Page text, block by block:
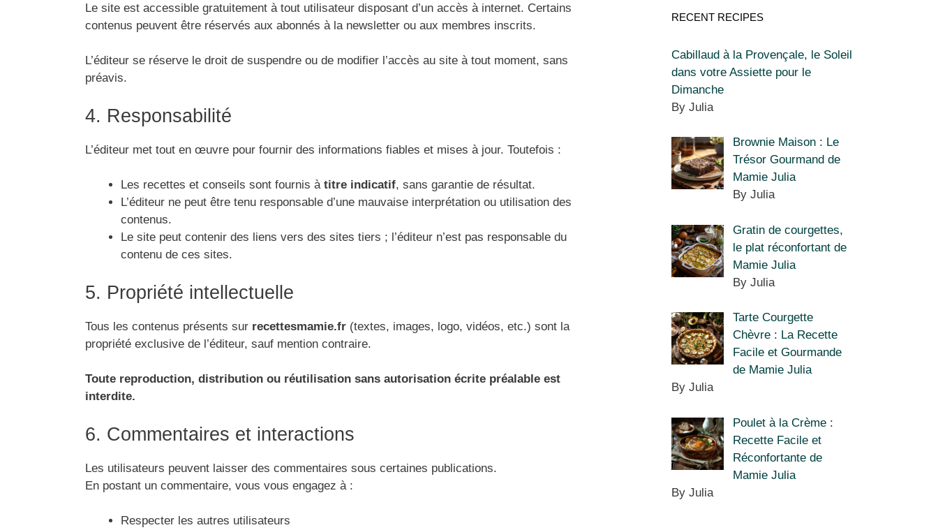
Le site est accessible gratuitement à tout utilisateur disposant d’un accès à internet. Certains
contenus peuvent être réservés aux abonnés à la newsletter ou aux membres inscrits.
L’éditeur se réserve le droit de suspendre ou de modifier l’accès au site à tout moment, sans
préavis.
4. Responsabilité
L’éditeur met tout en œuvre pour fournir des informations fiables et mises à jour. Toutefois :
Les recettes et conseils sont fournis à titre indicatif, sans garantie de résultat.
L’éditeur ne peut être tenu responsable d’une mauvaise interprétation ou utilisation des
contenus.
Le site peut contenir des liens vers des sites tiers ; l’éditeur n’est pas responsable du
contenu de ces sites.
5. Propriété intellectuelle
Tous les contenus présents sur recettesmamie.fr (textes, images, logo, vidéos, etc.) sont la
propriété exclusive de l’éditeur, sauf mention contraire.
Toute reproduction, distribution ou réutilisation sans autorisation écrite préalable est
interdite.
6. Commentaires et interactions
Les utilisateurs peuvent laisser des commentaires sous certaines publications.
En postant un commentaire, vous vous engagez à :
Respecter les autres utilisateurs
RECENT RECIPES
Cabillaud à la Provençale, le Soleil
dans votre Assiette pour le
Dimanche
By Julia
Brownie Maison : Le
Trésor Gourmand de
Mamie Julia
By Julia
Gratin de courgettes,
le plat réconfortant de
Mamie Julia
By Julia
Tarte Courgette
Chèvre : La Recette
Facile et Gourmande
de Mamie Julia
By Julia
Poulet à la Crème :
Recette Facile et
Réconfortante de
Mamie Julia
By Julia